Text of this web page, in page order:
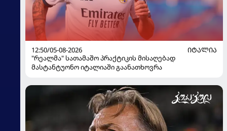
12:50/05-08-2026
ᲘᲢᲐᲚᲘᲐ
"რეალმა" სათამაშო პრაქტიკის მისაღებად
მასტანტუონო იტალიაში გაანათხოვრა